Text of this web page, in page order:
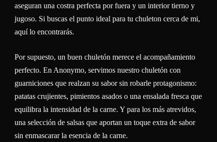
aseguran una costra perfecta por fuera y un interior tierno y
jugoso. Si buscas el punto ideal para tu chuleton cerca de mi,
aquí lo encontrarás.
Por supuesto, un buen chuletón merece el acompañamiento
perfecto. En Anonymo, servimos nuestro chuletón con
guarniciones que realzan su sabor sin robarle protagonismo:
patatas crujientes, pimientos asados o una ensalada fresca que
equilibra la intensidad de la carne. Y para los más atrevidos,
una selección de salsas que aportan un toque extra de sabor
sin enmascarar la esencia de la carne.